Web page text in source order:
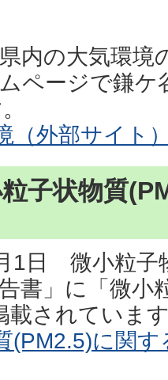
内の大気環境
ページで鎌ケ
（外部サイト
粒子状物質
1日 微小粒子
書」に「微小
載されていま
(PM2.5)に関